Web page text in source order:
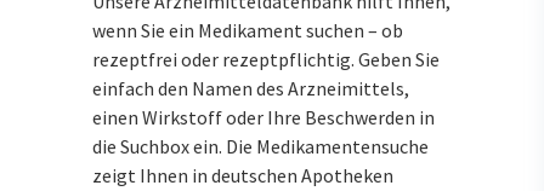
wenn Sie ein Medikament suchen – ob
rezeptfrei oder rezeptpflichtig. Geben Sie
einfach den Namen des Arzneimittels,
einen Wirkstoff oder Ihre Beschwerden in
die Suchbox ein. Die Medikamentensuche
zeigt Ihnen in deutschen Apotheken